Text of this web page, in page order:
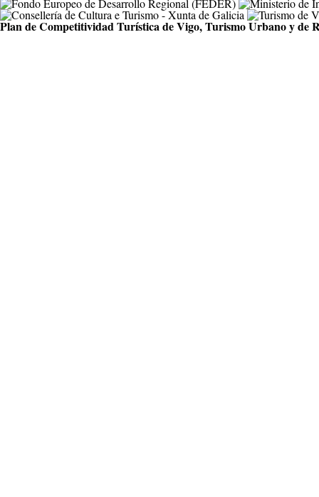
Plan de Competitividad Turística de Vigo, Turismo Urbano y de